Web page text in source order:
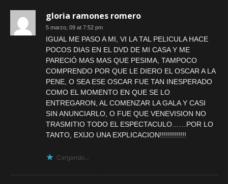
gloria ramones romero
5 marzo, 09 at 7:52 pm
IGUAL ME PASO A MI, VI LA TAL PELICULA HACE
POCOS DIAS EN EL DVD DE MI CASA Y ME
PARECIÓ MAS MAS QUE PESIMA, TAMPOCO
COMPRENDO POR QUE LE DIERO EL OSCAR A LA
PENE, O SEA ESE OSCAR FUE TAN INESPERADO
COMO EL MOMENTO EN QUE SE LO
ENTREGARON, AL COMENZAR LA GALA Y CASI
SIN ANUNCIARLO, O FUE QUE VENEVISION NO
TRASMITIO TODO EL ESPECTACULO……POR LO
TANTO, EXIJO UNA EXPLICACION!!!!!!!!!!!!!
Cargando...